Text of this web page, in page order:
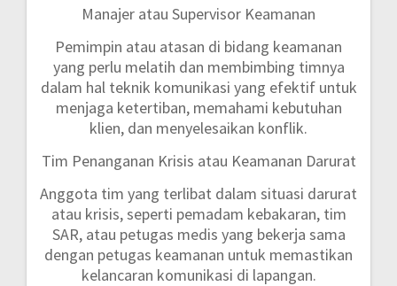
Manajer atau Supervisor Keamanan
Pemimpin atau atasan di bidang keamanan
yang perlu melatih dan membimbing timnya
dalam hal teknik komunikasi yang efektif untuk
menjaga ketertiban, memahami kebutuhan
klien, dan menyelesaikan konflik.
Tim Penanganan Krisis atau Keamanan Darurat
Anggota tim yang terlibat dalam situasi darurat
atau krisis, seperti pemadam kebakaran, tim
SAR, atau petugas medis yang bekerja sama
dengan petugas keamanan untuk memastikan
kelancaran komunikasi di lapangan.